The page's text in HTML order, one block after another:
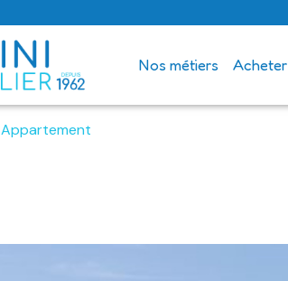
nos métiers acheter
Appartement